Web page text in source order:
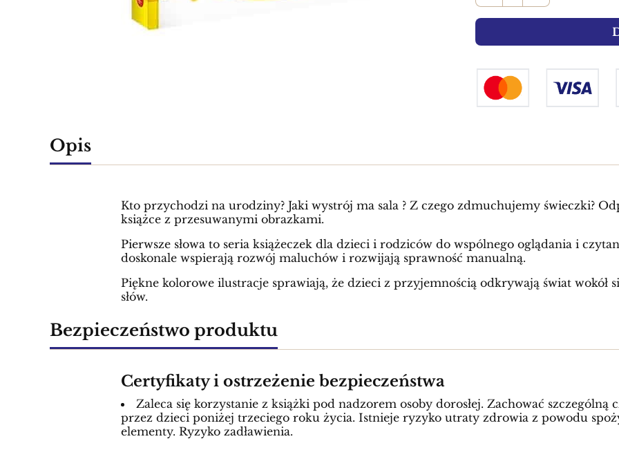
Opis
Kto przychodzi na urodziny? Jaki wystrój ma sala ? Z czego zdmuchujemy świeczki?
książce z przesuwanymi obrazkami.
Pierwsze słowa to seria książeczek dla dzieci i rodziców do wspólnego oglądania i
doskonale wspierają rozwój maluchów i rozwijają sprawność manualną.
Piękne kolorowe ilustracje sprawiają, że dzieci z przyjemnością odkrywają świat wokół
słów.
Bezpieczeństwo produktu
Certyfikaty i ostrzeżenie bezpieczeństwa
Zaleca się korzystanie z książki pod nadzorem osoby dorosłej. Zachować szczególną
przez dzieci poniżej trzeciego roku życia. Istnieje ryzyko utraty zdrowia z powodu
elementy. Ryzyko zadławienia.